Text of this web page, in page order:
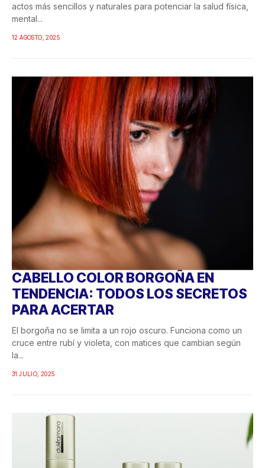
actos más sencillos y naturales para potenciar la salud física,
mental...
12 AGOSTO, 2025
CABELLO COLOR BORGOÑA EN
TENDENCIA: TODOS LOS SECRETOS
PARA ACERTAR
El borgoña no se limita a un rojo oscuro. Funciona como un
cruce entre rubí y violeta, con matices que cambian según
la...
31 JULIO, 2025